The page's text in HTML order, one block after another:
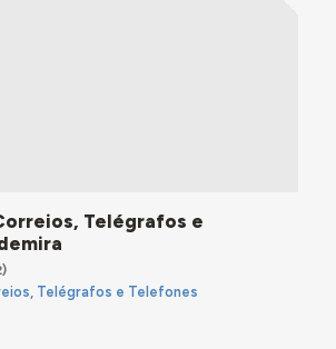
Telégrafos e
Telégrafos e Telefones